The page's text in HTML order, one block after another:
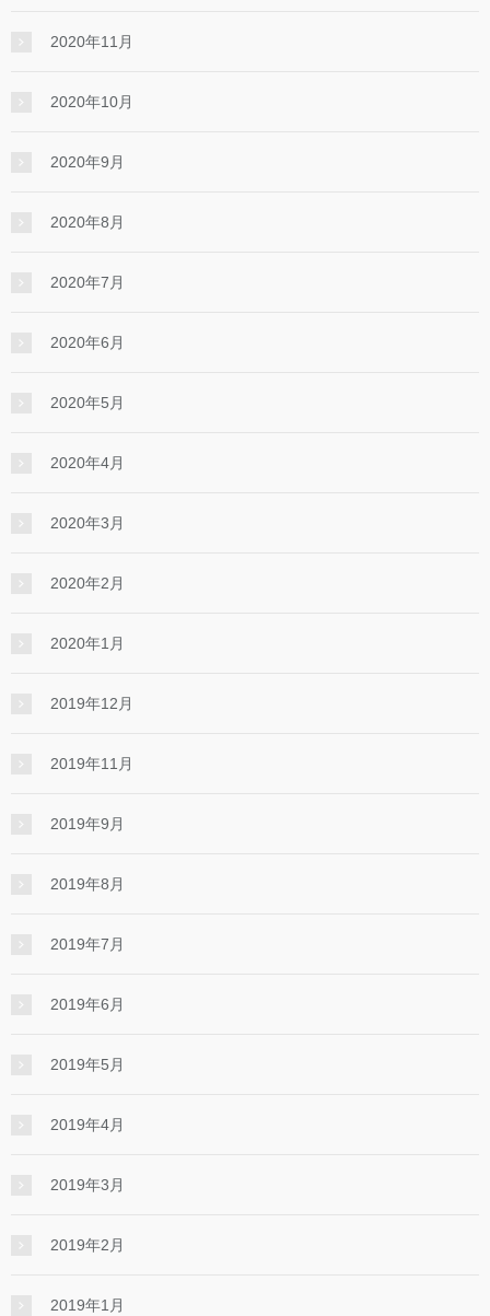
2020年11月
2020年10月
2020年9月
2020年8月
2020年7月
2020年6月
2020年5月
2020年4月
2020年3月
2020年2月
2020年1月
2019年12月
2019年11月
2019年9月
2019年8月
2019年7月
2019年6月
2019年5月
2019年4月
2019年3月
2019年2月
2019年1月